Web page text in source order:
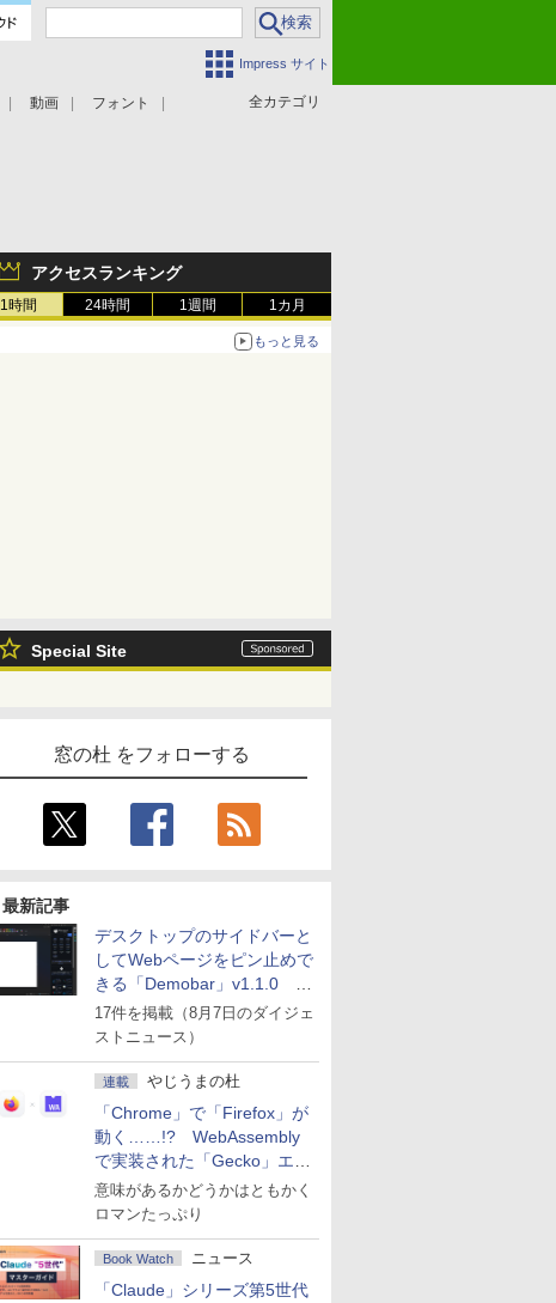
Impress サイト
全カテゴリ
動画 フォント
アクセスランキング
1時間 24時間 1週間 1カ月
もっと見る
Special Site
窓の杜 をフォローする
最新記事
デスクトップのサイドバーと
してWebページをピン止めで
きる「Demobar」v1.1.0 ほ
か
17件を掲載（8月7日のダイジェ
ストニュース）
連載 やじうまの杜
「Chrome」で「Firefox」が
動く……!? WebAssembly
で実装された「Gecko」エン
ジン
意味があるかどうかはともかく
ロマンたっぷり
Book Watch ニュース
「Claude」シリーズ第5世代